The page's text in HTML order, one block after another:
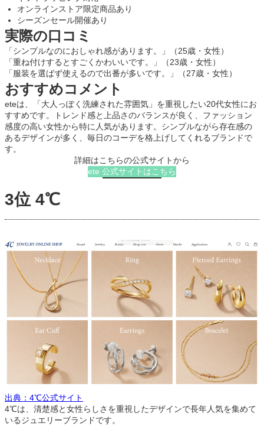
オンラインストア限定商品あり
シーズンセール開催あり
実際の口コミ
「シンプルなのにおしゃれ感があります。」（25歳・女性）
「重ね付けするとすごくかわいいです。」（23歳・女性）
「服装を選ばず使えるので出番が多いです。」（27歳・女性）
おすすめコメント
eteは、「大人っぽく洗練された雰囲気」を重視したい20代女性にお
すすめです。トレンド感と上品さのバランスが良く、ファッション
感度の高い女性から特に人気があります。シンプルながら存在感の
あるデザインが多く、毎日のコーデを格上げしてくれるブランドで
す。
詳細はこちらの公式サイトから
ete 公式サイトはこちら
3位 4℃
出典：4℃公式サイト
4℃は、清楚感と女性らしさを重視したデザインで長年人気を集めて
いるジュエリーブランドです。